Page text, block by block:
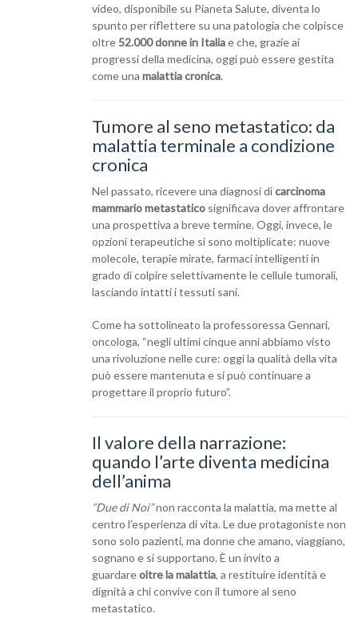
video, disponibile su Pianeta Salute, diventa lo
spunto per riflettere su una patologia che colpisce
oltre52.000 donne in Italiae che, grazie ai
progressi della medicina, oggi può essere gestita
come una malattia cronica.
Tumore al seno metastatico: da
malattia terminale a condizione
cronica
Nel passato, ricevere una diagnosi dicarcinoma
mammario metastatico significava dover affrontare
una prospettiva a breve termine. Oggi, invece, le
opzioni terapeutiche si sono moltiplicate: nuove
molecole, terapie mirate, farmaci intelligenti in
grado di colpire selettivamente le cellule tumorali,
lasciando intatti i tessuti sani.
Come ha sottolineato la professoressa Gennari,
oncologa, “negli ultimi cinque anni abbiamo visto
una rivoluzione nelle cure: oggi la qualità della vita
può essere mantenuta e si può continuare a
progettare il proprio futuro”.
Il valore della narrazione:
quando l’arte diventa medicina
dell’anima
“Due di Noi”non racconta la malattia, ma mette al
centro l’esperienza di vita. Le due protagoniste non
sono solo pazienti, ma donne che amano, viaggiano,
sognano e si supportano. È un invito a
guardareoltre la malattia, a restituire identità e
dignità a chi convive con il tumore al seno
metastatico.